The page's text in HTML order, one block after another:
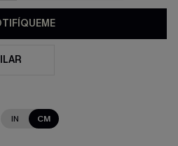
IN CM